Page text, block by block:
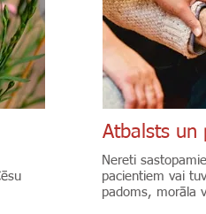
Atbalsts un
Nereti
pacientiem vai
padoms, morāla